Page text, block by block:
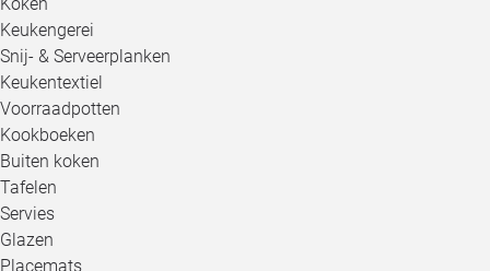
Keukengerei
Snij- & Serveerplanken
Keukentextiel
Voorraadpotten
Kookboeken
Buiten koken
Tafelen
Servies
Glazen
Placemats